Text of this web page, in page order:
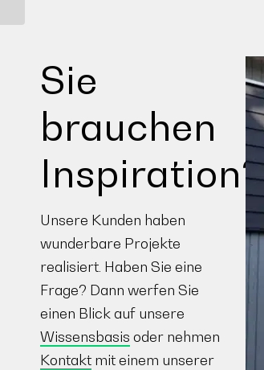
Sie
brauchen
Inspiration?
Unsere Kunden haben
wunderbare Projekte
realisiert. Haben Sie eine
Frage? Dann werfen Sie
einen Blick auf unsere
Wissensbasis oder nehmen
Kontakt mit einem unserer